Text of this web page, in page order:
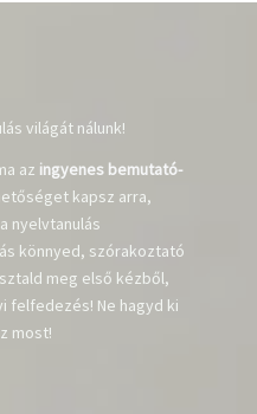
világát nálunk!
az ingyenes bemutató-
kapsz arra,
nyelvtanulás
könnyed, szórakoztató
meg első kézből,
felfedezés! Ne hagyd ki
most!